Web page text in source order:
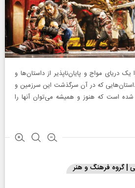
دریای مواج و پایان‌ناپذیر از داستان‌ها و
داستان‌هایی که در آن سرگذشت این سرزمین و
است که هنوز و همیشه می‌توان آنها را
| گروه فرهنگ و هنر